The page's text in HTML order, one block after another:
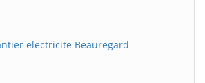
electricite Beauregard